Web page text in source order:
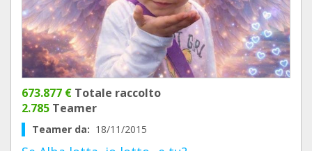
673.877 € Totale raccolto
2.785 Teamer
Teamer da: 18/11/2015